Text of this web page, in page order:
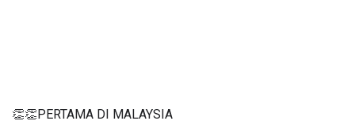
👏👏PERTAMA DI MALAYSIA